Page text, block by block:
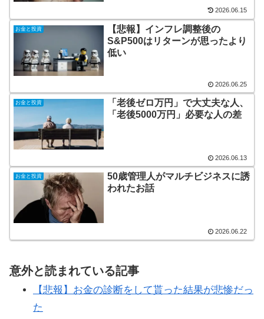
2026.06.15
お金と投資
【悲報】インフレ調整後の
S&P500はリターンが思ったより
低い
2026.06.25
お金と投資
「老後ゼロ万円」で大丈夫な人、
「老後5000万円」必要な人の差
2026.06.13
お金と投資
50歳管理人がマルチビジネスに誘
われたお話
2026.06.22
意外と読まれている記事
【悲報】お金の診断をして貰った結果が悲惨だっ
た